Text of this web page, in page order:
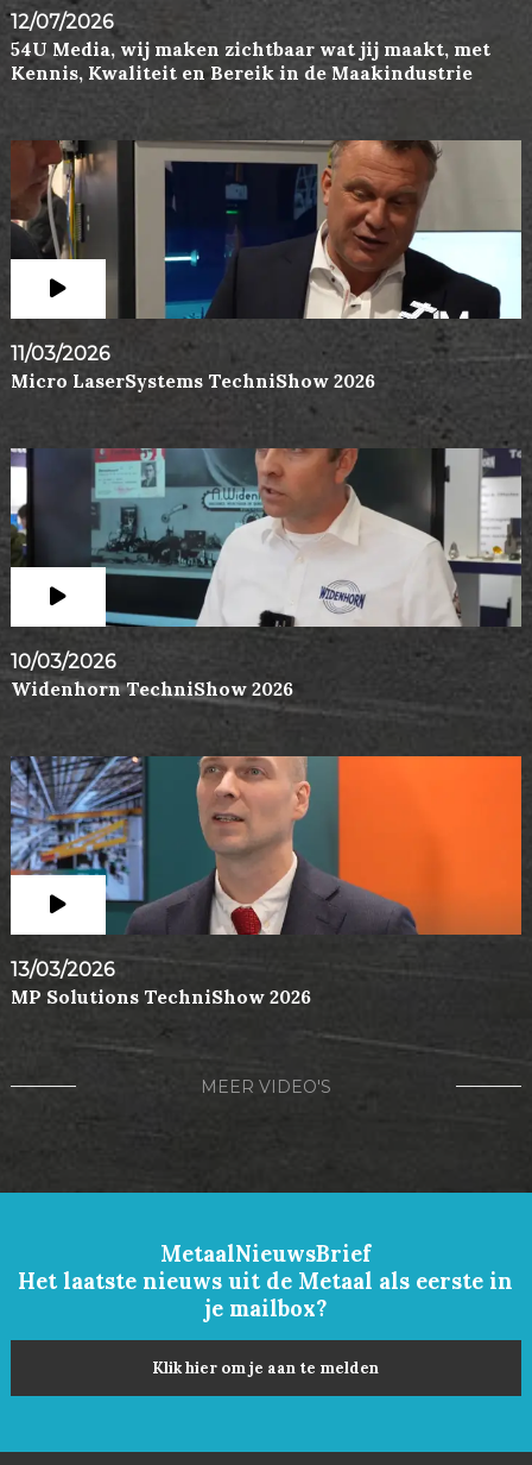
12/07/2026
54U Media, wij maken zichtbaar wat jij maakt, met
Kennis, Kwaliteit en Bereik in de Maakindustrie
11/03/2026
Micro LaserSystems TechniShow 2026
10/03/2026
Widenhorn TechniShow 2026
13/03/2026
MP Solutions TechniShow 2026
MEER VIDEO'S
MetaalNieuwsBrief
Het laatste nieuws uit de Metaal als eerste in
je mailbox?
Klik hier om je aan te melden